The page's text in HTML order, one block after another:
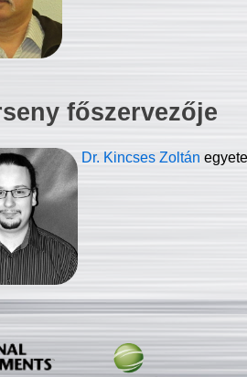
főszervezője
Dr. Kincses Zoltán